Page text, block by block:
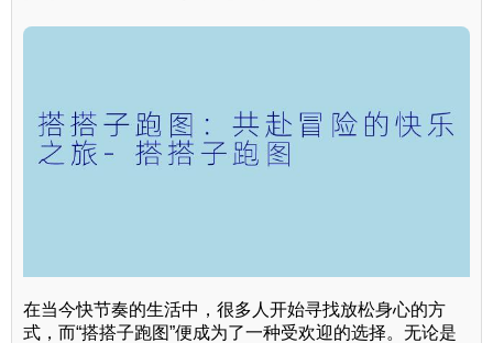
在当今快节奏的生活中，很多人开始寻找放松身心的方
式，而“搭搭子跑图”便成为了一种受欢迎的选择。无论是